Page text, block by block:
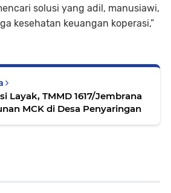
solusi yang adil, manusiawi,
kesehatan keuangan koperasi,”
Layak, TMMD 1617/Jembrana
MCK di Desa Penyaringan